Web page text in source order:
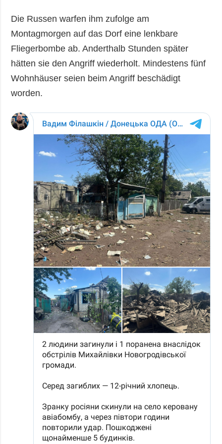
Die Russen warfen ihm zufolge am
Montagmorgen auf das Dorf eine lenkbare
Fliegerbombe ab. Anderthalb Stunden später
hätten sie den Angriff wiederholt. Mindestens fünf
Wohnhäuser seien beim Angriff beschädigt
worden.